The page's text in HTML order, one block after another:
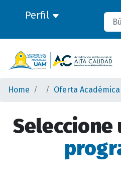
Perfil
Home Oferta Académica
Seleccione